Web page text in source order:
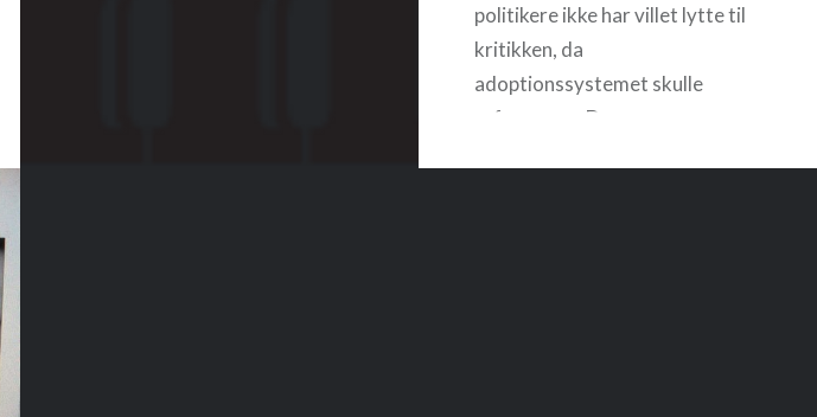
politikere ikke har villet lytte til
kritikken, da
adoptionssystemet skulle
reformeres. Der er…